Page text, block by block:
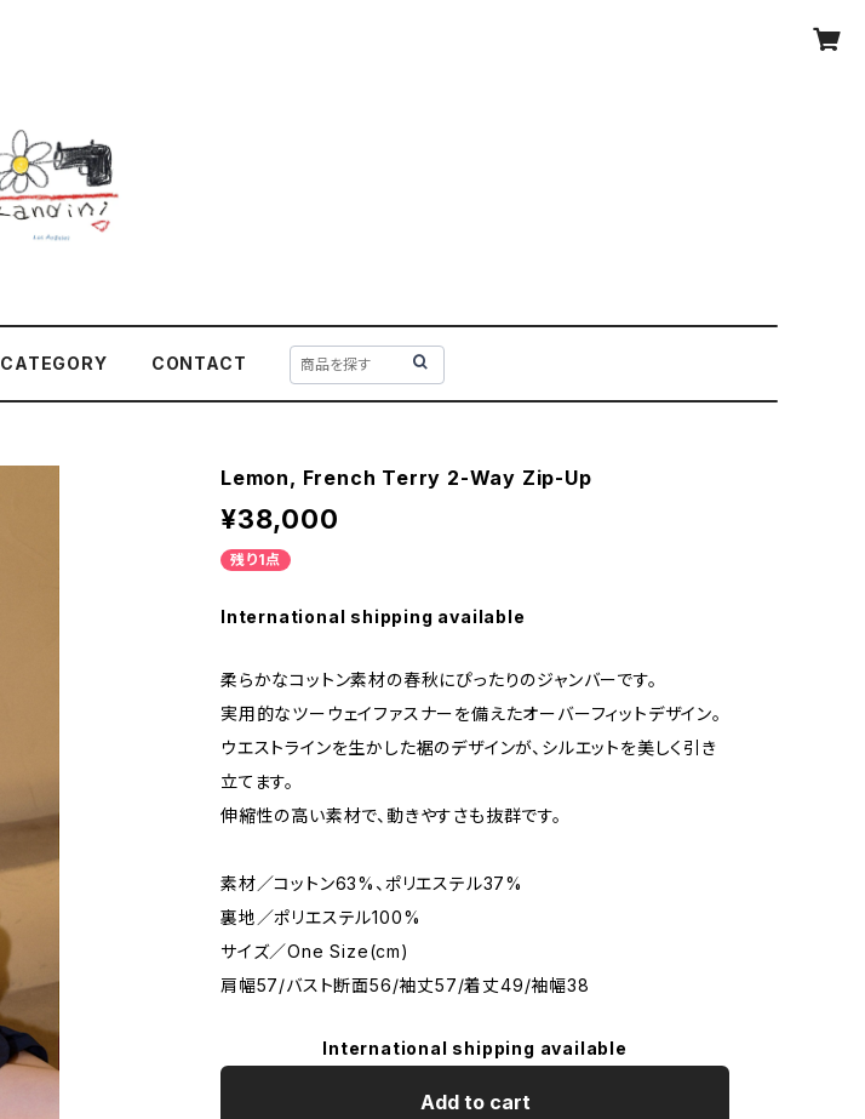
CATEGORY CONTACT
Lemon, French Terry 2-Way Zip-Up
¥38,000
残り1点
International shipping available
柔らかなコットン素材の春秋にぴったりのジャンバーです。
実用的なツーウェイファスナーを備えたオーバーフィットデザイン。
ウエストラインを生かした裾のデザインが、シルエットを美しく引き
立てます。
伸縮性の高い素材で、動きやすさも抜群です。
素材／コットン63%、ポリエステル37%
裏地／ポリエステル100%
サイズ／One Size(cm)
肩幅57/バスト断面56/袖丈57/着丈49/袖幅38
International shipping available
Add to cart